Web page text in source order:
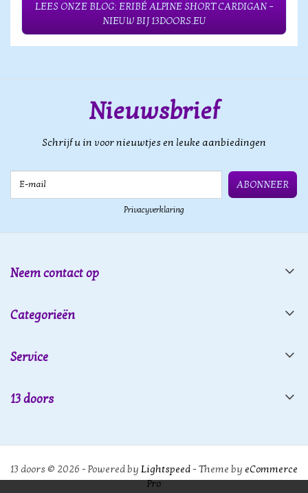
LEES ONZE BLOG: ERIBÉ ALPINE SHORT CARDIGAN –
NIEUW BIJ 13DOORS.EU
Nieuwsbrief
Schrijf u in voor nieuwtjes en leuke aanbiedingen
ABONNEER
Privacyverklaring
Neem contact op
Categorieën
Service
13 doors
13 doors © 2026 - Powered by Lightspeed- Theme by eCommerce
Pro